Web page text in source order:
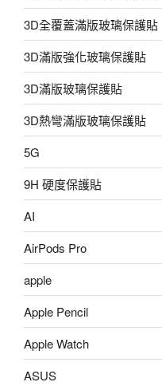
3D全覆蓋滿版玻璃保護貼
3D滿版強化玻璃保護貼
3D滿版玻璃保護貼
3D熱彎滿版玻璃保護貼
5G
9H 硬度保護貼
AI
AirPods Pro
apple
Apple Pencil
Apple Watch
ASUS